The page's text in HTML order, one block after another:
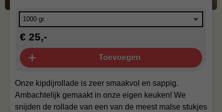
Onze kipdijrollade is zeer smaakvol en sappig.
Ambachtelijk gemaakt in onze eigen keuken! We
snijden de rollade van een van de meest malse stukjes
€ 25,-
Toevoegen